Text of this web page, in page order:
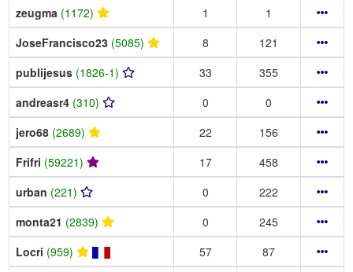
zeugma (1172) 1
1
JoseFrancisco23 (5085) 8
121
publijesus (1826-1) 33
355
andreasr4 (310) 0
0
jero68 (2689) 22
156
Frifri (59221) 17
458
urban (221) 0
222
monta21 (2839) 0
245
Locri (959) 57
87